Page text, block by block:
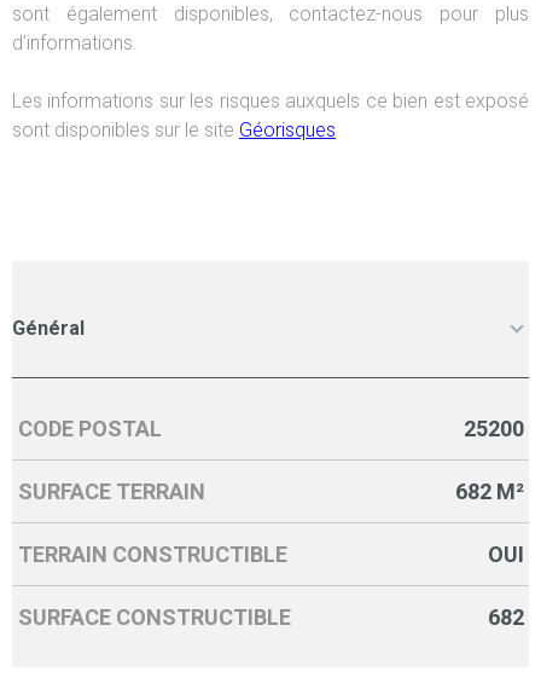
sont également disponibles, contactez-nous pour plus
d’informations.
Les informations sur les risques auxquels ce bien est exposé
sont disponibles sur le site Géorisques
Général
Caractérisque Valeurs
CODE POSTAL 25200
SURFACE TERRAIN 682 M²
TERRAIN CONSTRUCTIBLE OUI
SURFACE CONSTRUCTIBLE 682